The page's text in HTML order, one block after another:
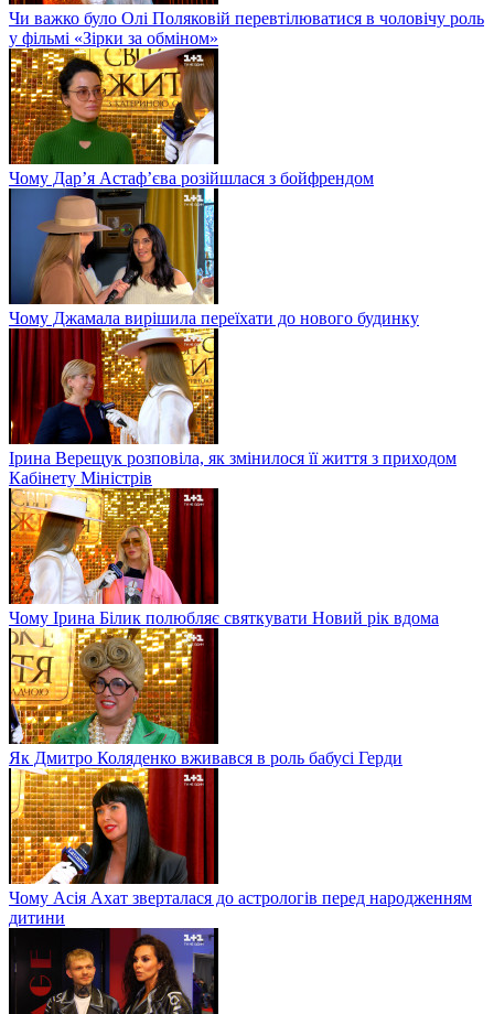
Чи важко було Олі Поляковій перевтілюватися в чоловічу роль
у фільмі «Зірки за обміном»
Чому Дар’я Астаф’єва розійшлася з бойфрендом
Чому Джамала вирішила переїхати до нового будинку
Ірина Верещук розповіла, як змінилося її життя з приходом
Кабінету Міністрів
Чому Ірина Білик полюбляє святкувати Новий рік вдома
Як Дмитро Коляденко вживався в роль бабусі Герди
Чому Асія Ахат зверталася до астрологів перед народженням
дитини